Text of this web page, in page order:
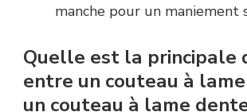
manche pour un maniement
Quelle est la principale
entre un couteau à
un couteau à lame